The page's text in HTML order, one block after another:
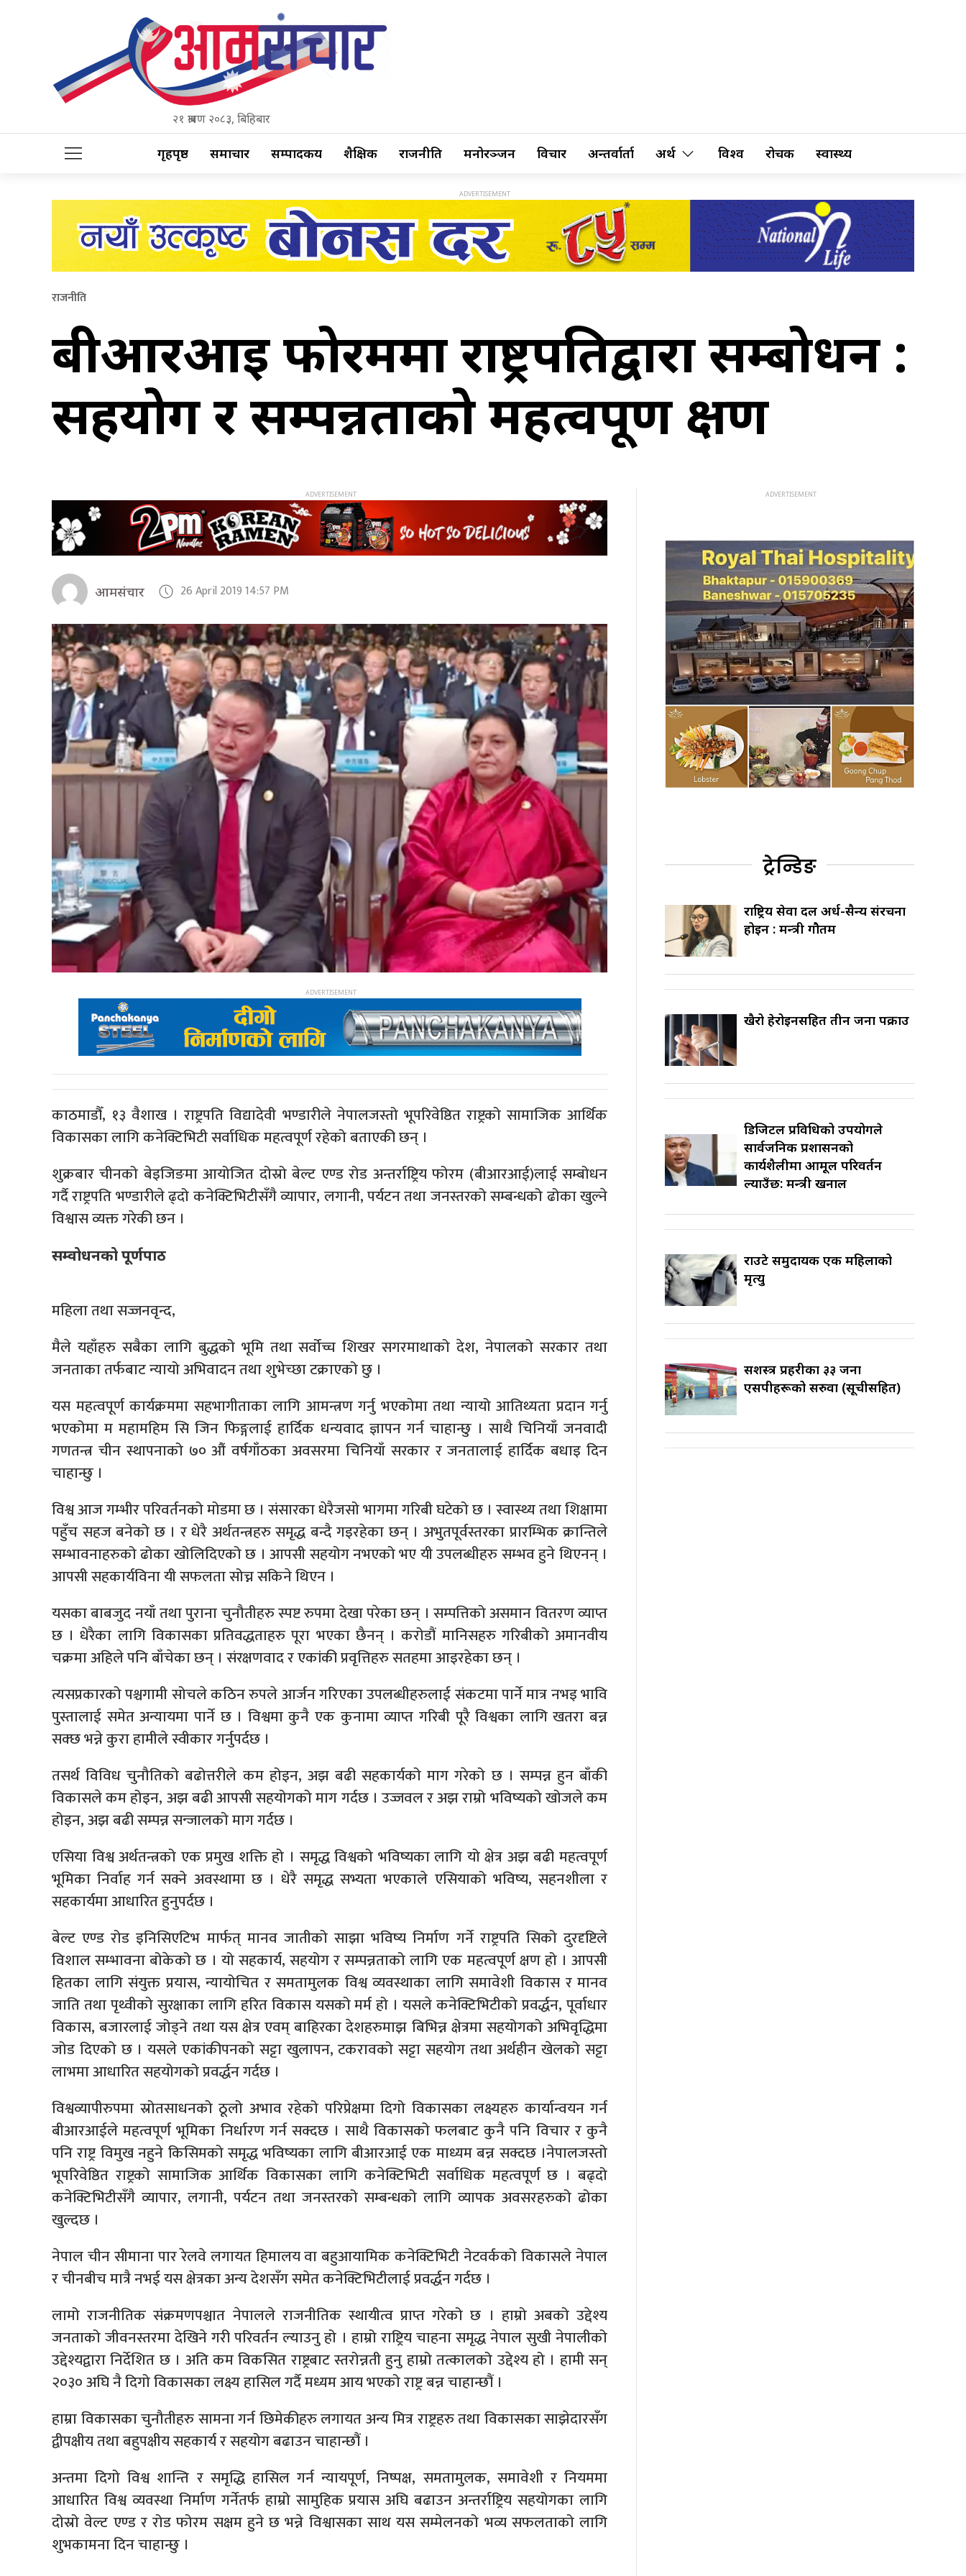
२१ श्रावण २०८३, बिहिबार
गृहपृष्ठ समाचार सम्पादकीय शैक्षिक राजनीति मनोरञ्जन विचार अन्तर्वार्ता अर्थ विश्व रोचक स्वास्थ्य
राजनीति
बीआरआई फोरममा राष्ट्रपतिद्वारा सम्बोधन :
सहयोग र सम्पन्नताको महत्वपूर्ण क्षण
आमसंचार 26 April 2019 14:57 PM
काठमाडौँ, १३ वैशाख । राष्ट्रपति विद्यादेवी भण्डारीले नेपालजस्तो भूपरिवेष्ठित राष्ट्रको सामाजिक आर्थिक
विकासका लागि कनेक्टिभिटी सर्वाधिक महत्वपूर्ण रहेको बताएकी छन् ।
शुक्रबार चीनको बेइजिङमा आयोजित दोस्रो बेल्ट एण्ड रोड अन्तर्राष्ट्रिय फोरम (बीआरआई)लाई सम्बोधन
गर्दै राष्ट्रपति भण्डारीले ढ्दो कनेक्टिभिटीसँगै व्यापार, लगानी, पर्यटन तथा जनस्तरको सम्बन्धको ढोका खुल्ने
विश्वास व्यक्त गरेकी छन ।
सम्वोधनको पूर्णपाठ
महिला तथा सज्जनवृन्द,
मैले यहाँहरु सबैका लागि बुद्धको भूमि तथा सर्वोच्च शिखर सगरमाथाको देश, नेपालको सरकार तथा
जनताका तर्फबाट न्यायो अभिवादन तथा शुभेच्छा टक्राएको छु ।
यस महत्वपूर्ण कार्यक्रममा सहभागीताका लागि आमन्त्रण गर्नु भएकोमा तथा न्यायो आतिथ्यता प्रदान गर्नु
भएकोमा म महामहिम सि जिन फिङ्गलाई हार्दिक धन्यवाद ज्ञापन गर्न चाहान्छु । साथै चिनियाँ जनवादी
गणतन्त्र चीन स्थापनाको ७० औं वर्षगाँठका अवसरमा चिनियाँ सरकार र जनतालाई हार्दिक बधाइ दिन
चाहान्छु ।
विश्व आज गम्भीर परिवर्तनको मोडमा छ । संसारका धेरैजसो भागमा गरिबी घटेको छ । स्वास्थ्य तथा शिक्षामा
पहुँच सहज बनेको छ । र धेरै अर्थतन्त्रहरु समृद्ध बन्दै गइरहेका छन् । अभुतपूर्वस्तरका प्रारम्भिक क्रान्तिले
सम्भावनाहरुको ढोका खोलिदिएको छ । आपसी सहयोग नभएको भए यी उपलब्धीहरु सम्भव हुने थिएनन् ।
आपसी सहकार्यविना यी सफलता सोच्न सकिने थिएन ।
यसका बाबजुद नयाँ तथा पुराना चुनौतीहरु स्पष्ट रुपमा देखा परेका छन् । सम्पत्तिको असमान वितरण व्याप्त
छ । धेरैका लागि विकासका प्रतिवद्धताहरु पूरा भएका छैनन् । करोडौं मानिसहरु गरिबीको अमानवीय
चक्रमा अहिले पनि बाँचेका छन् । संरक्षणवाद र एकांकी प्रवृत्तिहरु सतहमा आइरहेका छन् ।
त्यसप्रकारको पश्चगामी सोचले कठिन रुपले आर्जन गरिएका उपलब्धीहरुलाई संकटमा पार्ने मात्र नभइ भावि
पुस्तालाई समेत अन्यायमा पार्ने छ । विश्वमा कुनै एक कुनामा व्याप्त गरिबी पूरै विश्वका लागि खतरा बन्न
सक्छ भन्ने कुरा हामीले स्वीकार गर्नुपर्दछ ।
तसर्थ विविध चुनौतिको बढोत्तरीले कम होइन, अझ बढी सहकार्यको माग गरेको छ । सम्पन्न हुन बाँकी
विकासले कम होइन, अझ बढी आपसी सहयोगको माग गर्दछ । उज्जवल र अझ राम्रो भविष्यको खोजले कम
होइन, अझ बढी सम्पन्न सन्जालको माग गर्दछ ।
एसिया विश्व अर्थतन्त्रको एक प्रमुख शक्ति हो । समृद्ध विश्वको भविष्यका लागि यो क्षेत्र अझ बढी महत्वपूर्ण
भूमिका निर्वाह गर्न सक्ने अवस्थामा छ । धेरै समृद्ध सभ्यता भएकाले एसियाको भविष्य, सहनशीला र
सहकार्यमा आधारित हुनुपर्दछ ।
बेल्ट एण्ड रोड इनिसिएटिभ मार्फत् मानव जातीको साझा भविष्य निर्माण गर्ने राष्ट्रपति सिको दुरदृष्टिले
विशाल सम्भावना बोकेको छ । यो सहकार्य, सहयोग र सम्पन्नताको लागि एक महत्वपूर्ण क्षण हो । आपसी
हितका लागि संयुक्त प्रयास, न्यायोचित र समतामुलक विश्व व्यवस्थाका लागि समावेशी विकास र मानव
जाति तथा पृथ्वीको सुरक्षाका लागि हरित विकास यसको मर्म हो । यसले कनेक्टिभिटीको प्रवर्द्धन, पूर्वाधार
विकास, बजारलाई जोड्ने तथा यस क्षेत्र एवम् बाहिरका देशहरुमाझ बिभिन्न क्षेत्रमा सहयोगको अभिवृद्धिमा
जोड दिएको छ । यसले एकांकीपनको सट्टा खुलापन, टकरावको सट्टा सहयोग तथा अर्थहीन खेलको सट्टा
लाभमा आधारित सहयोगको प्रवर्द्धन गर्दछ ।
विश्वव्यापीरुपमा स्रोतसाधनको ठूलो अभाव रहेको परिप्रेक्षमा दिगो विकासका लक्ष्यहरु कार्यान्वयन गर्न
बीआरआईले महत्वपूर्ण भूमिका निर्धारण गर्न सक्दछ । साथै विकासको फलबाट कुनै पनि विचार र कुनै
पनि राष्ट्र विमुख नहुने किसिमको समृद्ध भविष्यका लागि बीआरआई एक माध्यम बन्न सक्दछ ।नेपालजस्तो
भूपरिवेष्ठित राष्ट्रको सामाजिक आर्थिक विकासका लागि कनेक्टिभिटी सर्वाधिक महत्वपूर्ण छ । बढ्दो
कनेक्टिभिटीसँगै व्यापार, लगानी, पर्यटन तथा जनस्तरको सम्बन्धको लागि व्यापक अवसरहरुको ढोका
खुल्दछ ।
नेपाल चीन सीमाना पार रेलवे लगायत हिमालय वा बहुआयामिक कनेक्टिभिटी नेटवर्कको विकासले नेपाल
र चीनबीच मात्रै नभई यस क्षेत्रका अन्य देशसँग समेत कनेक्टिभिटीलाई प्रवर्द्धन गर्दछ ।
लामो राजनीतिक संक्रमणपश्चात नेपालले राजनीतिक स्थायीत्व प्राप्त गरेको छ । हाम्रो अबको उद्देश्य
जनताको जीवनस्तरमा देखिने गरी परिवर्तन ल्याउनु हो । हाम्रो राष्ट्रिय चाहना समृद्ध नेपाल सुखी नेपालीको
उद्देश्यद्वारा निर्देशित छ । अति कम विकसित राष्ट्रबाट स्तरोन्नती हुनु हाम्रो तत्कालको उद्देश्य हो । हामी सन्
२०३० अघि नै दिगो विकासका लक्ष्य हासिल गर्दै मध्यम आय भएको राष्ट्र बन्न चाहान्छौं ।
हाम्रा विकासका चुनौतीहरु सामना गर्न छिमेकीहरु लगायत अन्य मित्र राष्ट्रहरु तथा विकासका साझेदारसँग
द्वीपक्षीय तथा बहुपक्षीय सहकार्य र सहयोग बढाउन चाहान्छौं ।
अन्तमा दिगो विश्व शान्ति र समृद्धि हासिल गर्न न्यायपूर्ण, निष्पक्ष, समतामुलक, समावेशी र नियममा
आधारित विश्व व्यवस्था निर्माण गर्नेतर्फ हाम्रो सामुहिक प्रयास अघि बढाउन अन्तर्राष्ट्रिय सहयोगका लागि
दोस्रो वेल्ट एण्ड र रोड फोरम सक्षम हुने छ भन्ने विश्वासका साथ यस सम्मेलनको भव्य सफलताको लागि
शुभकामना दिन चाहान्छु ।
ट्रेन्डिङ
राष्ट्रिय सेवा दल अर्ध-सैन्य संरचना
होइन : मन्त्री गौतम
खैरो हेरोइनसहित तीन जना पक्राउ
डिजिटल प्रविधिको उपयोगले
सार्वजनिक प्रशासनको
कार्यशैलीमा आमूल परिवर्तन
ल्याउँछ: मन्त्री खनाल
राउटे समुदायकी एक महिलाको
मृत्यु
सशस्त्र प्रहरीका ३३ जना
एसपीहरूको सरुवा (सूचीसहित)